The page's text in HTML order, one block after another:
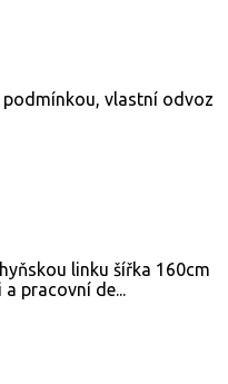
podmínkou, vlastní odvoz
linku šířka 160cm
pracovní de...